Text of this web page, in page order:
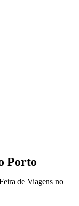
Porto
de Viagens no